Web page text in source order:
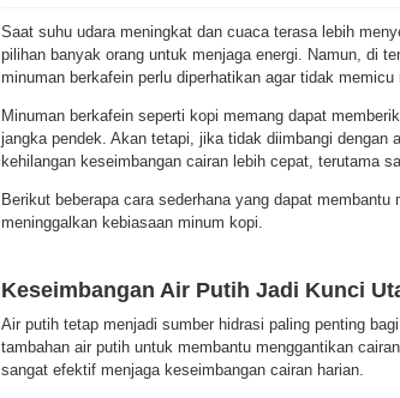
Saat suhu udara meningkat dan cuaca terasa lebih
pilihan banyak orang untuk menjaga energi. Namun, di
minuman berkafein perlu diperhatikan agar tidak memicu
Minuman berkafein seperti kopi memang dapat
jangka pendek. Akan tetapi, jika tidak diimbangi dengan
kehilangan keseimbangan cairan lebih cepat, terutama
Berikut beberapa cara sederhana yang dapat
meninggalkan kebiasaan minum kopi.
Keseimbangan Air Putih Jadi Kunci
Air putih tetap menjadi sumber hidrasi paling penting
tambahan air putih untuk membantu menggantikan
sangat efektif menjaga keseimbangan cairan harian.